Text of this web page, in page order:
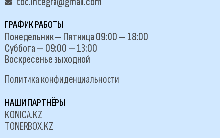
ГРАФИК РАБОТЫ
Понедельник — Пятница 09:00 — 18:00
Суббота — 09:00 — 13:00
Воскресенье выходной
Политика конфиденциальности
НАШИ ПАРТНЁРЫ
KONICA.KZ
TONERBOX.KZ